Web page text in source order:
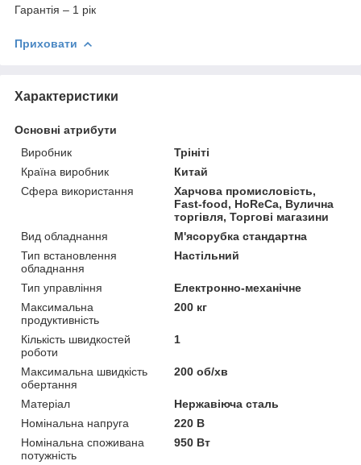
Гарантія – 1 рік
Приховати
Характеристики
Основні атрибути
Виробник
Трініті
Країна виробник
Китай
Сфера використання
Харчова промисловість,
Fast-food, HoReCa, Вулична
торгівля, Торгові магазини
Вид обладнання
М'ясорубка стандартна
Тип встановлення
обладнання
Настільний
Тип управління
Електронно-механічне
Максимальна
продуктивність
200 кг
Кількість швидкостей
роботи
1
Максимальна швидкість
обертання
200 об/хв
Матеріал
Нержавіюча сталь
Номінальна напруга
220 В
Номінальна споживана
потужність
950 Вт